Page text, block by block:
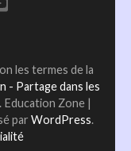
les termes de la
- Partage dans les
. Education Zone |
par WordPress.